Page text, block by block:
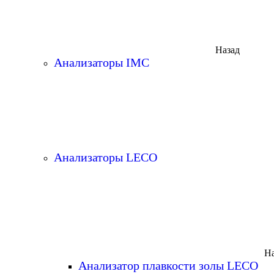
Назад
Анализаторы IMC
Анализаторы LECO
Анализатор плавкости золы LECO